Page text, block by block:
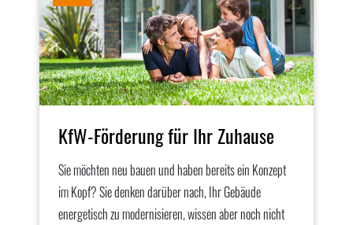
KfW-Förderung für Ihr Zuhause
Sie möchten neu bauen und haben bereits ein Konzept
im Kopf? Sie denken darüber nach, Ihr Gebäude
energetisch zu modernisieren, wissen aber noch nicht